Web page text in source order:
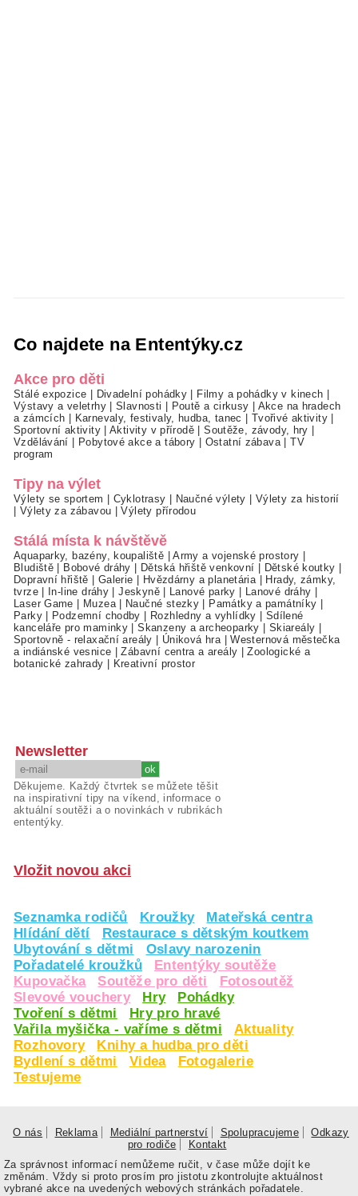
Co najdete na Ententýky.cz
Akce pro děti
Stálé expozice Divadelní pohádky Filmy a pohádky v kinech
Výstavy a veletrhy|Slavnosti Poutě a cirkusy
Akce na hradech
a zámcích
Karnevaly, festivaly, hudba, tanec Tvořivé aktivity
Sportovní aktivity|Aktivity v přírodě |Soutěže, závody, hry
Vzdělávání
Pobytové akce a tábory Ostatní zábava |TV
program
Tipy na výlet
Výlety se sportem Cyklotrasy Naučné výlety
Výlety za historií
Výlety za zábavou |Výlety přírodou
Stálá místa k návštěvě
Aquaparky, bazény, koupaliště |Army a vojenské prostory
Bludiště
Bobové dráhy Dětská hřiště venkovní Dětské koutky
Dopravní hřiště
Galerie Hvězdárny a planetária
Hrady, zámky,
tvrze| In-line dráhy |Jeskyně| Lanové parky Lanové dráhy
Laser Game
Muzea| Naučné stezky Památky a památníky
Parky| Podzemní chodby Rozhledny a vyhlídky
Sdílené
kanceláře pro maminky |Skanzeny a archeoparky Skiareály
Sportovně - relaxační areály
Úniková hra |Westernová městečka
a indiánské vesnice |Zábavní centra a areály |Zoologické a
botanické zahrady
Kreativní prostor
Newsletter
Děkujeme. Každý čtvrtek se můžete těšit
na inspirativní tipy na víkend, informace o
aktuální soutěži a o novinkách v rubrikách
ententýky.
Vložit novou akci
Seznamka rodičů Kroužky
Mateřská centra
Hlídání dětí
Restaurace s dětským koutkem
Ubytování s dětmi
Oslavy narozenin
Pořadatelé kroužků
Ententýky soutěže
Kupovačka
Soutěže pro děti
Fotosoutěž
Slevové vouchery
Hry
Pohádky
Tvoření s dětmi
Hry pro hravé
Vařila myšička - vaříme s dětmi
Aktuality
Rozhovory
Knihy a hudba pro děti
Bydlení s dětmi
Videa
Fotogalerie
Testujeme
O nás Reklama Mediální partnerství Spolupracujeme
Odkazy
pro rodiče
Kontakt
Za správnost informací nemůžeme ručit, v čase může dojít ke
změnám. Vždy si proto prosím pro jistotu zkontrolujte aktuálnost
vybrané akce na uvedených webových stránkách pořadatele.